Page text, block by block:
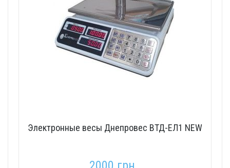
Электронные весы Днепровес ВТД-ЕЛ1 NEW